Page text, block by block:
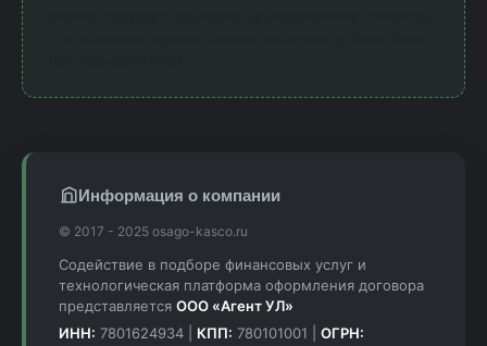
Информация о компании
© 2017 - 2025 osago-kasco.ru
Содействие в подборе финансовых услуг и
технологическая платформа оформления договора
представляется ООО «Агент УЛ»
ИНН: 7801624934 | КПП: 780101001 | ОГРН: